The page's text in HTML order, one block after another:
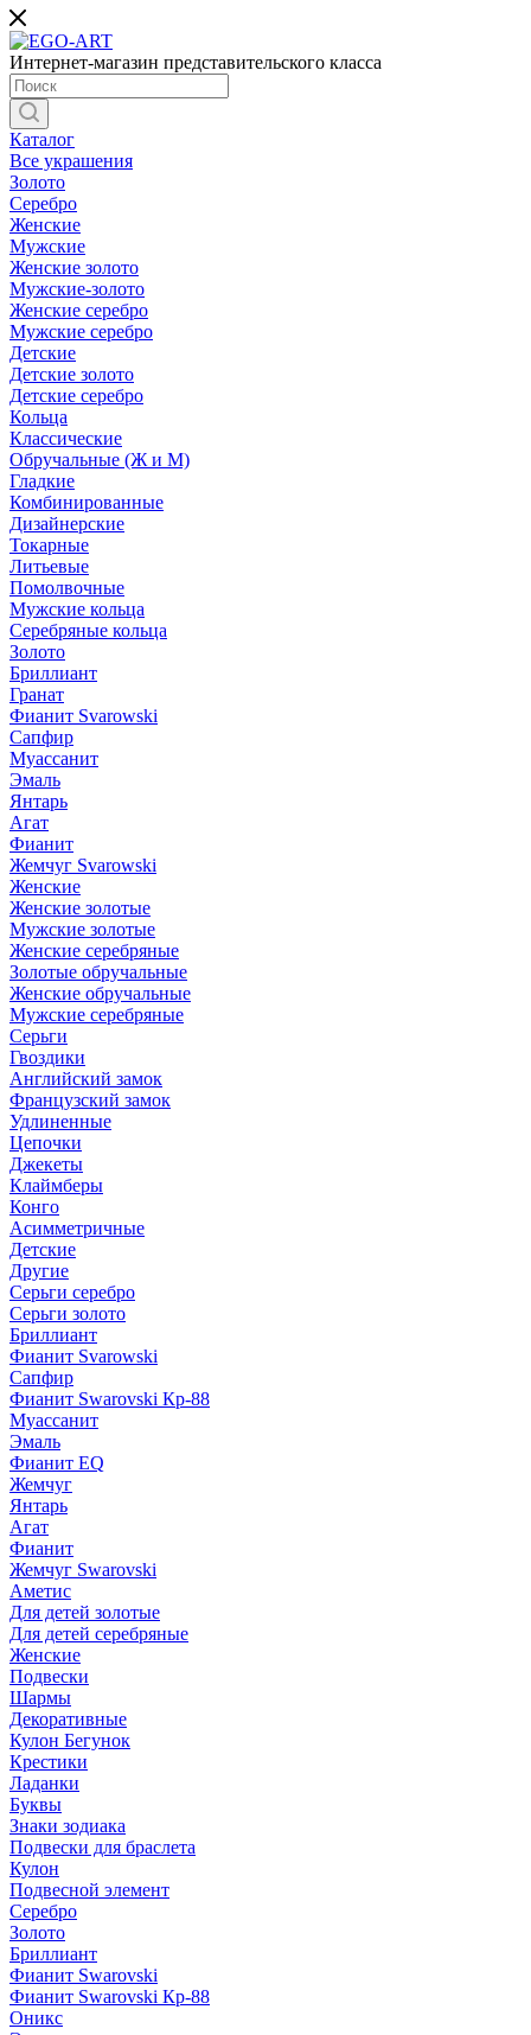
Интернет-магазин представительского класса
Каталог
Все украшения
Золото
Серебро
Женские
Мужские
Женские золото
Мужские-золото
Женские серебро
Мужские серебро
Детские
Детские золото
Детские серебро
Кольца
Классические
Обручальные (Ж и М)
Гладкие
Комбинированные
Дизайнерские
Токарные
Литьевые
Помолвочные
Мужские кольца
Серебряные кольца
Золото
Бриллиант
Гранат
Фианит Svarowski
Сапфир
Муассанит
Эмаль
Янтарь
Агат
Фианит
Жемчуг Svarowski
Женские
Женские золотые
Мужские золотые
Женские серебряные
Золотые обручальные
Женские обручальные
Мужские серебряные
Серьги
Гвоздики
Английский замок
Французский замок
Удлиненные
Цепочки
Джекеты
Клаймберы
Конго
Асимметричные
Детские
Другие
Серьги серебро
Серьги золото
Бриллиант
Фианит Svarowski
Сапфир
Фианит Swarovski Кр-88
Муассанит
Эмаль
Фианит EQ
Жемчуг
Янтарь
Агат
Фианит
Жемчуг Swarovski
Аметис
Для детей золотые
Для детей серебряные
Женские
Подвески
Шармы
Декоративные
Кулон Бегунок
Крестики
Ладанки
Буквы
Знаки зодиака
Подвески для браслета
Кулон
Подвесной элемент
Серебро
Золото
Бриллиант
Фианит Swarovski
Фианит Swarovski Кр-88
Оникс